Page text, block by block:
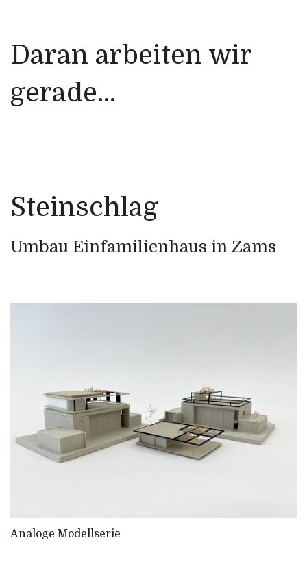
Daran arbeiten wir
gerade...
Steinschlag
Umbau Einfamilienhaus in Zams
Analoge Modellserie